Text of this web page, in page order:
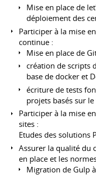
Mise en place de
déploiement des
Participer à la mise
continue :
Mise en place de
création de scripts
base de docker et
écriture de tests
projets basés sur
Participer à la mise
sites :
Etudes des solutions
Assurer la qualité du
en place et les
Migration de Gulp